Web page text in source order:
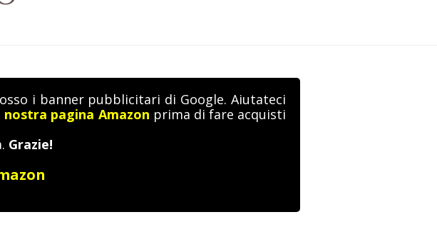
i banner pubblicitari di Google. Aiutateci
nostra pagina Amazon prima di fare acquisti
Grazie!